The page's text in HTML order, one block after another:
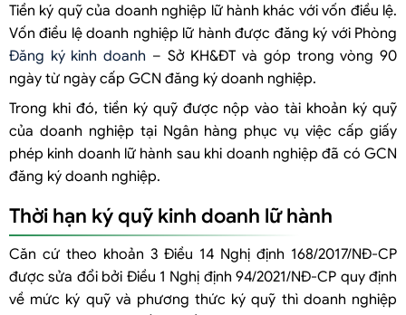
Tiền ký quỹ của doanh nghiệp lữ hành khác với vốn điều lệ.
Vốn điều lệ doanh nghiệp lữ hành được đăng ký với Phòng
Đăng ký kinh doanh – Sở KH&ĐT và góp trong vòng 90
ngày từ ngày cấp GCN đăng ký doanh nghiệp.
Trong khi đó, tiền ký quỹ được nộp vào tài khoản ký quỹ
của doanh nghiệp tại Ngân hàng phục vụ việc cấp giấy
phép kinh doanh lữ hành sau khi doanh nghiệp đã có GCN
đăng ký doanh nghiệp.
Thời hạn ký quỹ kinh doanh lữ hành
Căn cứ theo khoản 3 Điều 14 Nghị định 168/2017/NĐ-CP
được sửa đổi bởi Điều 1 Nghị định 94/2021/NĐ-CP quy định
về mức ký quỹ và phương thức ký quỹ thì doanh nghiệp